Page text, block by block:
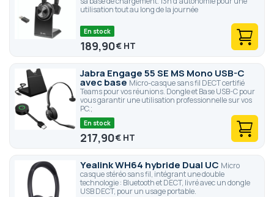
utilisation tout au long de la journée
En stock
189,90€
Jabra Engage 55 SE MS Mono USB-C
avec base Micro-casque sans fil DECT certifié
Teams pour vos réunions. Dongle et Base USB-C pour
vous garantir une utilisation professionnelle sur vos
PC.;
En stock
217,90€
Yealink WH64 hybride Dual UC Micro
casque stéréo sans fil, intégrant une double
technologie : Bluetooth et DECT, livré avec un dongle
USB DECT, pour un usage portable.